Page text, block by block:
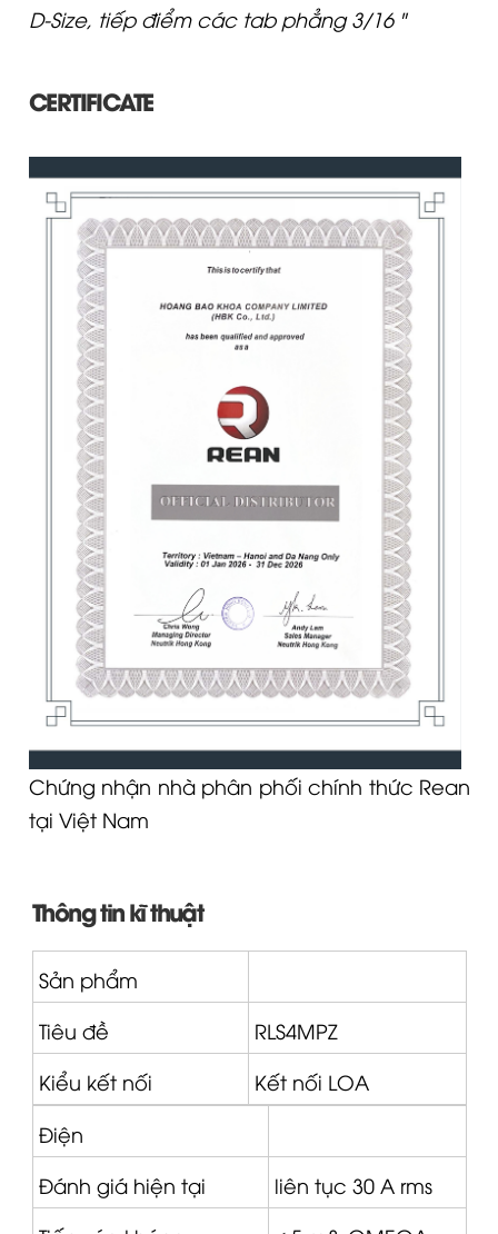
D-Size, tiếp điểm các tab phẳng 3/16 "
CERTIFICATE
Chứng nhận nhà phân phối chính thức Rean
tại Việt Nam
Thông tin kĩ thuật
Sản phẩm
Tiêu đề
RLS4MPZ
Kiểu kết nối
Kết nối LOA
Điện
Đánh giá hiện tại
liên tục 30 A rms